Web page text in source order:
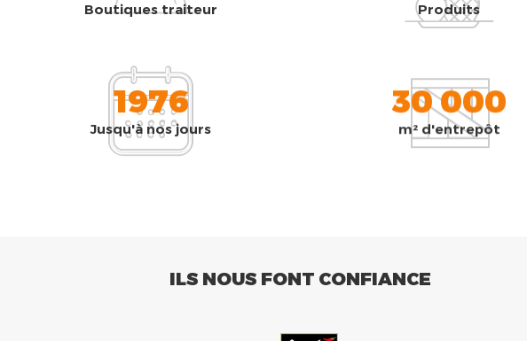
Boutiques traiteur Produits
1976
Jusqu'à nos jours
30 000
m² d'entrepôt
ILS NOUS FONT CONFIANCE